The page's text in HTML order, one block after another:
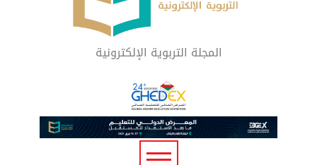
المجلة التربوية الإلكترونية